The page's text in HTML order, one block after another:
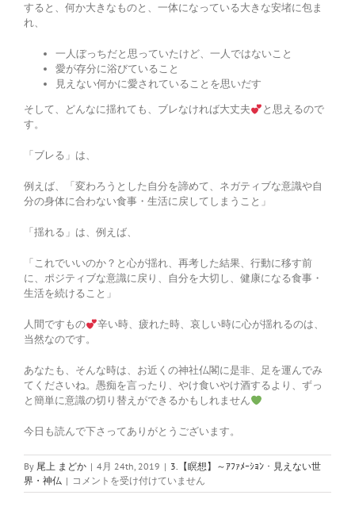
すると、何か大きなものと、一体になっている大きな安堵に包ま
れ、
一人ぼっちだと思っていたけど、一人ではないこと
愛が存分に浴びていること
見えない何かに愛されていることを思いだす
そして、どんなに揺れても、ブレなければ大丈夫
と思えるので
す。
「ブレる」は、
例えば、「変わろうとした自分を諦めて、ネガティブな意識や自
分の身体に合わない食事・生活に戻してしまうこと」
「揺れる」は、例えば、
「これでいいのか？と心が揺れ、再考した結果、行動に移す前
に、ポジティブな意識に戻り、自分を大切し、健康になる食事・
生活を続けること」
人間ですもの
辛い時、疲れた時、哀しい時に心が揺れるのは、
当然なのです。
あなたも、そんな時は、お近くの神社仏閣に是非、足を運んでみ
てくださいね。愚痴を言ったり、やけ食いやけ酒するより、ずっ
と簡単に意識の切り替えができるかもしれません
今日も読んで下さってありがとうございます。
By 尾上 まどか | 4月 24th, 2019 | 3.【瞑想】～ｱﾌｧﾒｰｼｮﾝ・見えない世
界・神仏 | 17
日
コメントを受け付けていません